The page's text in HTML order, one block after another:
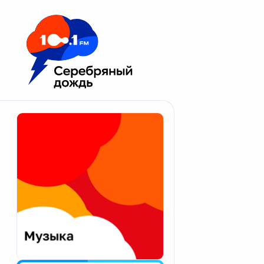
Москва 100.1 FM
Апатиты
Екатеринбург
Калининград
Калуга